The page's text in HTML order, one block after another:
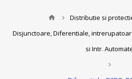
Distributie si
Disjunctoare, Diferentiale,
si Intr.